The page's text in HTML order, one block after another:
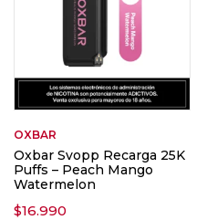
OXBAR
Oxbar Svopp Recarga 25K
Puffs – Peach Mango
Watermelon
$16.990